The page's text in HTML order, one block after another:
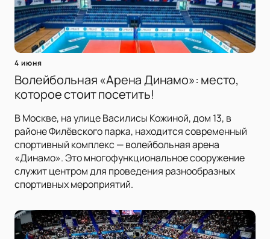
4 июня
Волейбольная «Арена Динамо»: место,
которое стоит посетить!
В Москве, на улице Василисы Кожиной, дом 13, в
районе Филёвского парка, находится современный
спортивный комплекс — волейбольная арена
«Динамо». Это многофункциональное сооружение
служит центром для проведения разнообразных
спортивных мероприятий.